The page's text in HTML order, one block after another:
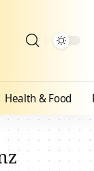
Health & Food